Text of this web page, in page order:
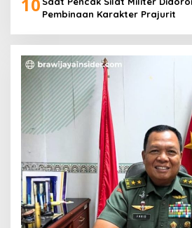
10 Pembinaan Karakter Prajurit